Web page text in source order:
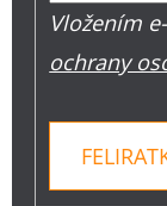
Vložením
ochrany